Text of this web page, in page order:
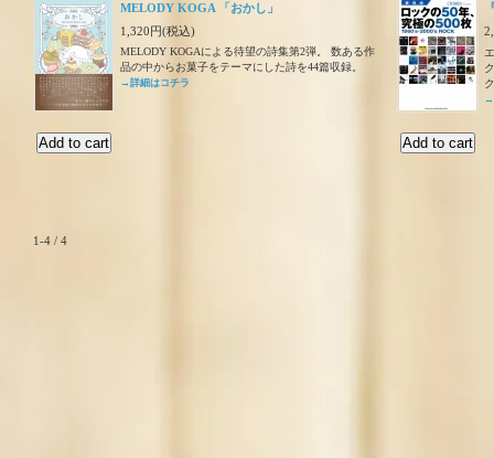
MELODY KOGA 「おかし」
1,320円(税込)
MELODY KOGAによる待望の詩集第2弾。 数ある作
品の中からお菓子をテーマにした詩を44篇収録。
→詳細はコチラ
→
1-4 / 4